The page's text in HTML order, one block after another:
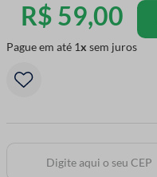
R$ 59,00
Pague em até 1 sem juros